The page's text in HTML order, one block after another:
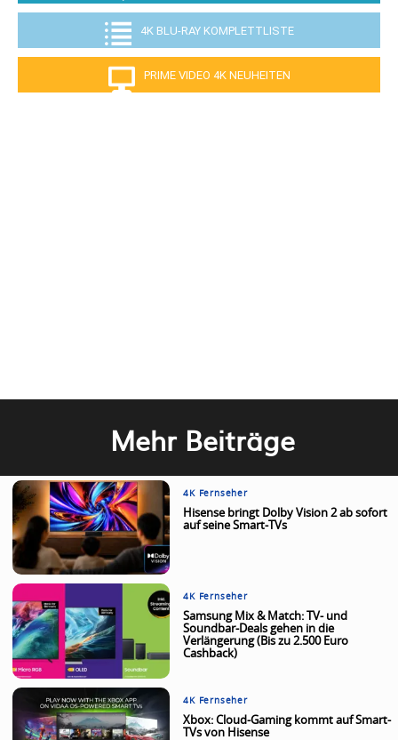
4K BLU-RAY KOMPLETTLISTE
PRIME VIDEO 4K NEUHEITEN
Mehr Beiträge
4K Fernseher
Hisense bringt Dolby Vision 2 ab sofort
auf seine Smart-TVs
4K Fernseher
Samsung Mix & Match: TV- und
Soundbar-Deals gehen in die
Verlängerung (Bis zu 2.500 Euro
Cashback)
4K Fernseher
Xbox: Cloud-Gaming kommt auf Smart-
TVs von Hisense